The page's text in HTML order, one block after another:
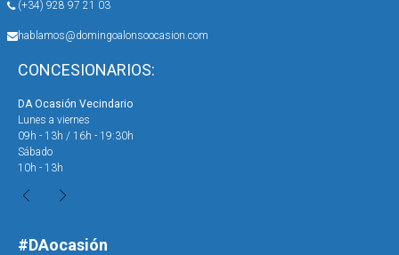
(+34) 928 97 21 03
hablamos@domingoalonsoocasion.com
CONCESIONARIOS:
DA Ocasión Vecindario
Lunes a viernes
09h - 13h / 16h - 19:30h
Sábado
10h - 13h
#DAocasión